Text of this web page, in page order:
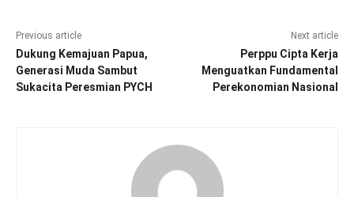
Previous article
Dukung Kemajuan Papua,
Generasi Muda Sambut
Sukacita Peresmian PYCH
Next article
Perppu Cipta Kerja
Menguatkan Fundamental
Perekonomian Nasional